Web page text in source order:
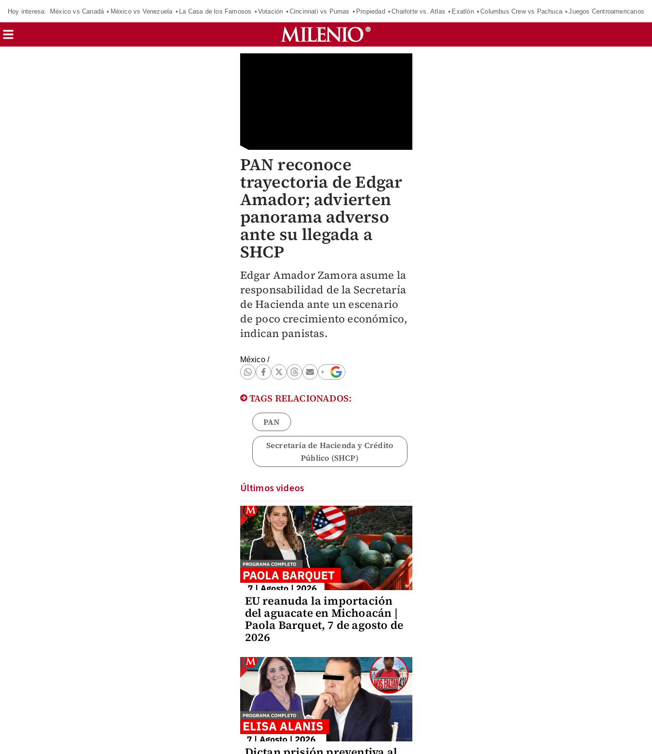
Hoy interesa: México vs Canadá México vs Venezuela La Casa de los Famosos Votación Cincinnati vs Pumas Propiedad Charlotte vs. Atlas Exatlón Columbus Crew vs Pachuca Juegos Centroamericanos
PAN reconoce
trayectoria de Edgar
Amador; advierten
panorama adverso
ante su llegada a
SHCP
Edgar Amador Zamora asume la
responsabilidad de la Secretaría
de Hacienda ante un escenario
de poco crecimiento económico,
indican panistas.
México/
TAGS RELACIONADOS:
PAN
Secretaría de Hacienda y Crédito
Público (SHCP)
Últimos videos
EU reanuda la importación
del aguacate en Michoacán |
Paola Barquet, 7 de agosto de
2026